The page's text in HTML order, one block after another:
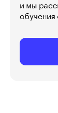
и мы
обучения